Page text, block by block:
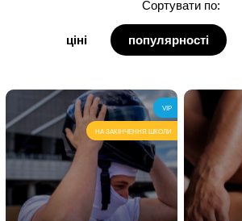
для кума
Сортувати по:
ціні популярності
VIP
НА ЗАКІНЧЕННЯ ШКОЛИ